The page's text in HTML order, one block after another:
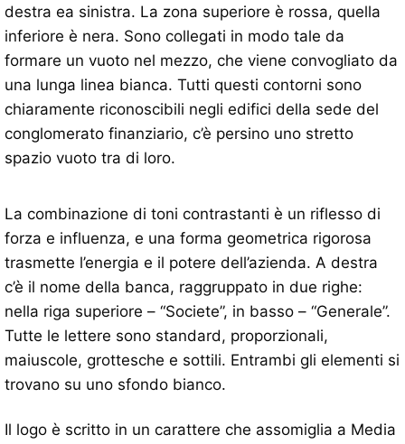
destra ea sinistra. La zona superiore è rossa, quella
inferiore è nera. Sono collegati in modo tale da
formare un vuoto nel mezzo, che viene convogliato da
una lunga linea bianca. Tutti questi contorni sono
chiaramente riconoscibili negli edifici della sede del
conglomerato finanziario, c’è persino uno stretto
spazio vuoto tra di loro.
La combinazione di toni contrastanti è un riflesso di
forza e influenza, e una forma geometrica rigorosa
trasmette l’energia e il potere dell’azienda. A destra
c’è il nome della banca, raggruppato in due righe:
nella riga superiore – “Societe”, in basso – “Generale”.
Tutte le lettere sono standard, proporzionali,
maiuscole, grottesche e sottili. Entrambi gli elementi si
trovano su uno sfondo bianco.
Il logo è scritto in un carattere che assomiglia a Media